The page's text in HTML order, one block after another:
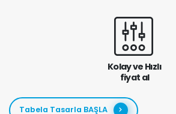
Kolay ve Hızlı
fiyat al
Tabela Tasarla BAŞLA